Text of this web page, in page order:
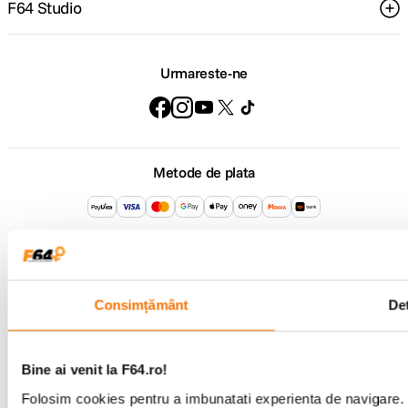
Consimțământ
Bine ai venit la F64.ro!
Folosim cookies pentru a imbunatati experienta de
F64 Studio
Urmareste-ne
Metode de plata
Comenzi si suport
+40 21 270 0050
Program de lucru
09:00 - 21:00
Showroom
Bd-ul Unirii 64, Bucuresti